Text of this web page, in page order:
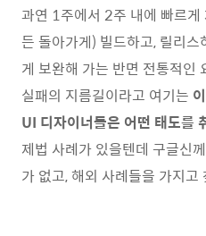
과연 1주에서 2주 내에 빠르
든 돌아가게) 빌드하고, 릴리
게 보완해 가는 반면 전통적
실패의 지름길이라고 여기는
UI 디자이너들은 어떤 태도를
제법 사례가 있을텐데 구글신
가 없고, 해외 사례들을 가지고